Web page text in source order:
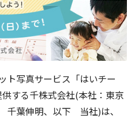
ト写真サービス「はいチー
供する千株式会社(本社：東京
葉伸明、以下 当社)は、